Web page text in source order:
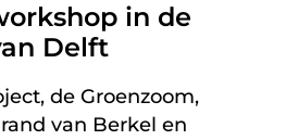
in de
Delft
de Groenzoom,
van Berkel en